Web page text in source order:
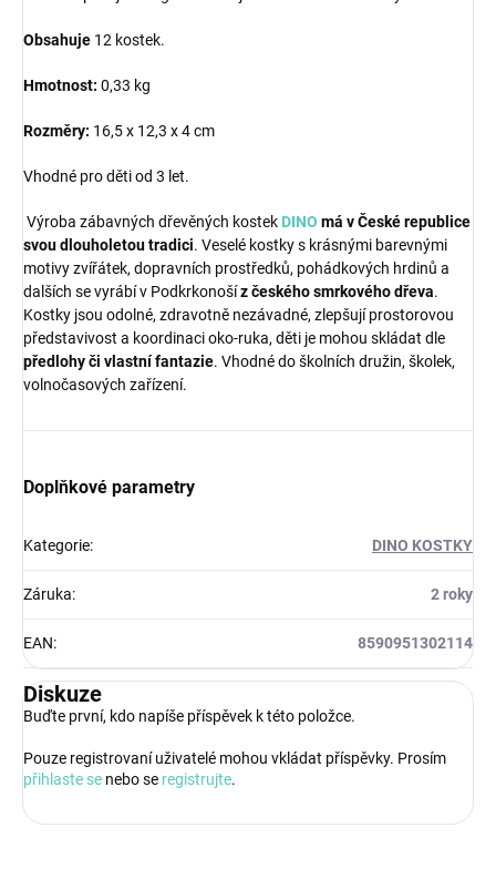
Obsahuje 12 kostek.
Hmotnost: 0,33 kg
Rozměry: 16,5 x 12,3 x 4 cm
Vhodné pro děti od 3 let.
Výroba zábavných dřevěných kostek DINO má v České republice
svou dlouholetou tradici. Veselé kostky s krásnými barevnými
motivy zvířátek, dopravních prostředků, pohádkových hrdinů a
dalších se vyrábí v Podkrkonošíz českého smrkového dřeva.
Kostky jsou odolné, zdravotně nezávadné, zlepšují prostorovou
představivost a koordinaci oko-ruka, děti je mohou skládat dle
předlohy či vlastní fantazie. Vhodné do školních družin, školek,
volnočasových zařízení.
Doplňkové parametry
Kategorie: DINO KOSTKY
Záruka: 2 roky
EAN: 8590951302114
Diskuze
Buďte první, kdo napíše příspěvek k této položce.
Pouze registrovaní uživatelé mohou vkládat příspěvky. Prosím
přihlaste se nebo se registrujte.